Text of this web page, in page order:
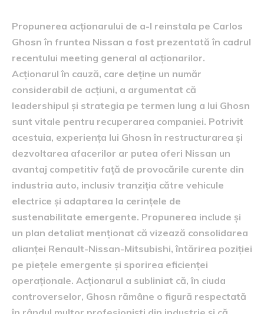
Propunerea acționarului de a-l reinstala pe Carlos
Ghosn în fruntea Nissan a fost prezentată în cadrul
recentului meeting general al acționarilor.
Acționarul în cauză, care deține un număr
considerabil de acțiuni, a argumentat că
leadershipul și strategia pe termen lung a lui Ghosn
sunt vitale pentru recuperarea companiei. Potrivit
acestuia, experiența lui Ghosn în restructurarea și
dezvoltarea afacerilor ar putea oferi Nissan un
avantaj competitiv față de provocările curente din
industria auto, inclusiv tranziția către vehicule
electrice și adaptarea la cerințele de
sustenabilitate emergente. Propunerea include și
un plan detaliat menționat că vizează consolidarea
alianței Renault-Nissan-Mitsubishi, întărirea poziției
pe piețele emergente și sporirea eficienței
operaționale. Acționarul a subliniat că, în ciuda
controverselor, Ghosn rămâne o figură respectată